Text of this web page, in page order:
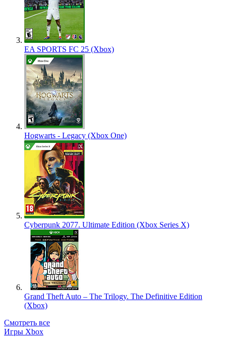
EA SPORTS FC 25 (Xbox)
Hogwarts - Legacy (Xbox One)
Cyberpunk 2077. Ultimate Edition (Xbox Series X)
Grand Theft Auto – The Trilogy. The Definitive Edition
(Xbox)
Смотреть все
Игры Xbox